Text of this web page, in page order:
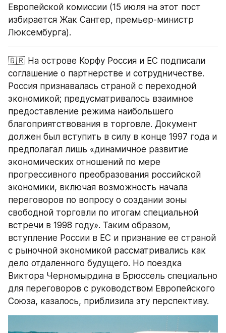
Европейской комиссии (15 июля на этот пост
избирается Жак Сантер, премьер-министр
Люксембурга).
🇬🇷 На острове Корфу Россия и ЕС подписали
соглашение о партнерстве и сотрудничестве.
Россия признавалась страной с переходной
экономикой; предусматривалось взаимное
предоставление режима наибольшего
благоприятствования в торговле. Документ
должен был вступить в силу в конце 1997 года и
предполагал лишь «динамичное развитие
экономических отношений по мере
прогрессивного преобразования российской
экономики, включая возможность начала
переговоров по вопросу о создании зоны
свободной торговли по итогам специальной
встречи в 1998 году». Таким образом,
вступление России в ЕС и признание ее страной
с рыночной экономикой рассматривались как
дело отдаленного будущего. Но поездка
Виктора Черномырдина в Брюссель специально
для переговоров с руководством Европейского
Союза, казалось, приблизила эту перспективу.